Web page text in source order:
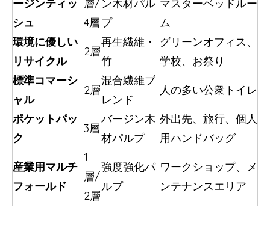
ージンティッ
シュ
層/
4層
ン木材パル
プ
マスターベッドルー
ム
環境に優しい
リサイクル
2層
再生繊維・
竹
グリーンオフィス、
学校、お祭り
標準コマーシ
ャル
2層
混合繊維ブ
レンド
人の多い公衆トイレ
ポケットパッ
ク
3層
バージン木
材パルプ
外出先、旅行、個人
用ハンドバッグ
産業用マルチ
フォールド
1
層/
2層
強度強化パ
ルプ
ワークショップ、メ
ンテナンスエリア